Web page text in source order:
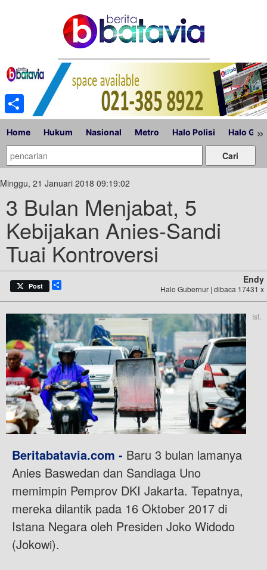
Home Hukum Nasional Metro Halo Polisi Halo »
Minggu, 21 Januari 2018 09:19:02
3 Bulan Menjabat, 5
Kebijakan Anies-Sandi
Tuai Kontroversi
Post
Endy
Halo Gubernur | dibaca 17431 x
Ist.
Beritabatavia.com - Baru 3 bulan lamanya
Anies Baswedan dan Sandiaga Uno
memimpin Pemprov DKI Jakarta. Tepatnya,
mereka dilantik pada 16 Oktober 2017 di
Istana Negara oleh Presiden Joko Widodo
(Jokowi).
Share